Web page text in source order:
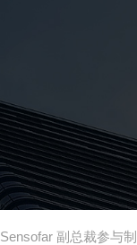
Sensofar 副总裁参与